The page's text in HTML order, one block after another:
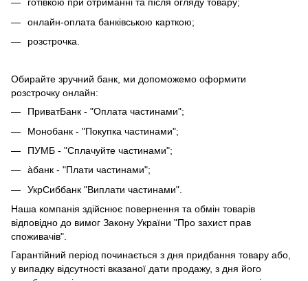
онлайн-оплата банківською карткою;
розстрочка.
Обирайте зручний банк, ми допоможемо оформити
розстрочку онлайн:
ПриватБанк - "Оплата частинами";
Монобанк - "Покупка частинами";
ПУМБ - "Сплачуйте частинами";
àбанк - "Плати частинами";
УкрСиббанк "Виплати частинами".
Наша компанія здійснює повернення та обмін товарів
відповідно до вимог Закону України "Про захист прав
споживачів".
Гарантійний період починається з дня придбання товару або,
у випадку відсутності вказаної дати продажу, з дня його